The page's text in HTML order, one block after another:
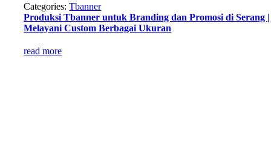
Categories:Tbanner
Produksi Tbanner untuk Branding dan Promosi di Serang |
Melayani Custom Berbagai Ukuran
read more